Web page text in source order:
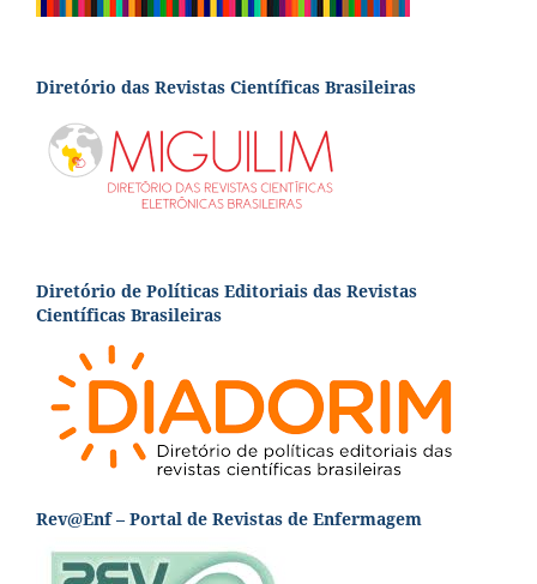
Diretório das Revistas Científicas Brasileiras
Diretório de Políticas Editoriais das Revistas
Científicas Brasileiras
Rev@Enf – Portal de Revistas de Enfermagem